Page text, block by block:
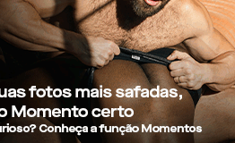
Ratinho constrange
cantor sertanejo
com comentário
homofóbico ao vivo
no SBT: “Você está
com uma cara de